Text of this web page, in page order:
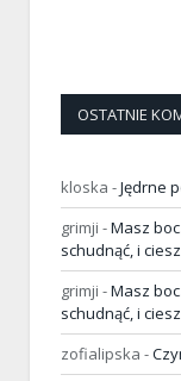
OSTATNIE
kloska -Jędrne
grimji -Masz
schudnąć, i
grimji -Masz
schudnąć, i
zofialipska -